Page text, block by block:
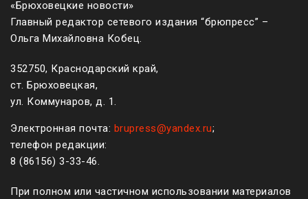
«Брюховецкие новости»
Главный редактор сетевого издания “брюпресс” –
Ольга Михайловна Кобец.
352750, Краснодарский край,
ст. Брюховецкая,
ул. Коммунаров, д. 1.
Электронная почта: brupress@yandex.ru;
телефон редакции:
8 (861 56) 3-33-46.
При полном или частичном использовании материалов